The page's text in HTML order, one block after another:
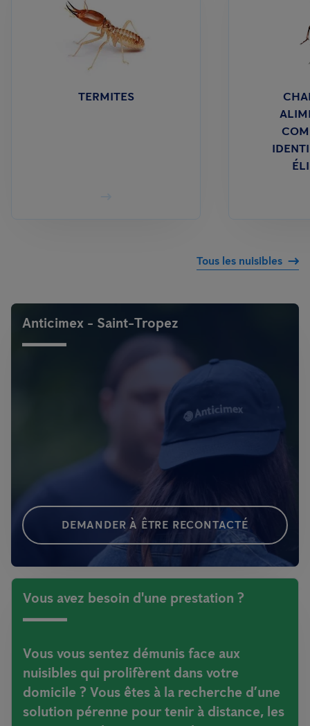
TERMITES
Tous les nuisibles
Anticimex - Saint-Tropez
DEMANDER À ÊTRE RECONTACTÉ
Vous avez besoin d'une prestation ?
Vous vous sentez démunis face aux
nuisibles qui prolifèrent dans votre
domicile ? Vous êtes à la recherche d’une
solution pérenne pour tenir à distance, les